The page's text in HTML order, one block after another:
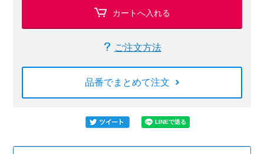
カートへ入れる
ご注文方法
品番でまとめて注文